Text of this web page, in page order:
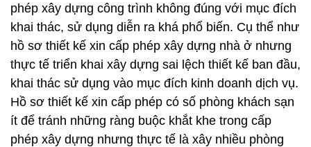
phép xây dựng công trình không đúng với mục đích
khai thác, sử dụng diễn ra khá phổ biến. Cụ thể như
hồ sơ thiết kế xin cấp phép xây dựng nhà ở nhưng
thực tế triển khai xây dựng sai lệch thiết kế ban đầu,
khai thác sử dụng vào mục đích kinh doanh dịch vụ.
Hồ sơ thiết kế xin cấp phép có số phòng khách sạn
ít để tránh những ràng buộc khắt khe trong cấp
phép xây dựng nhưng thực tế là xây nhiều phòng